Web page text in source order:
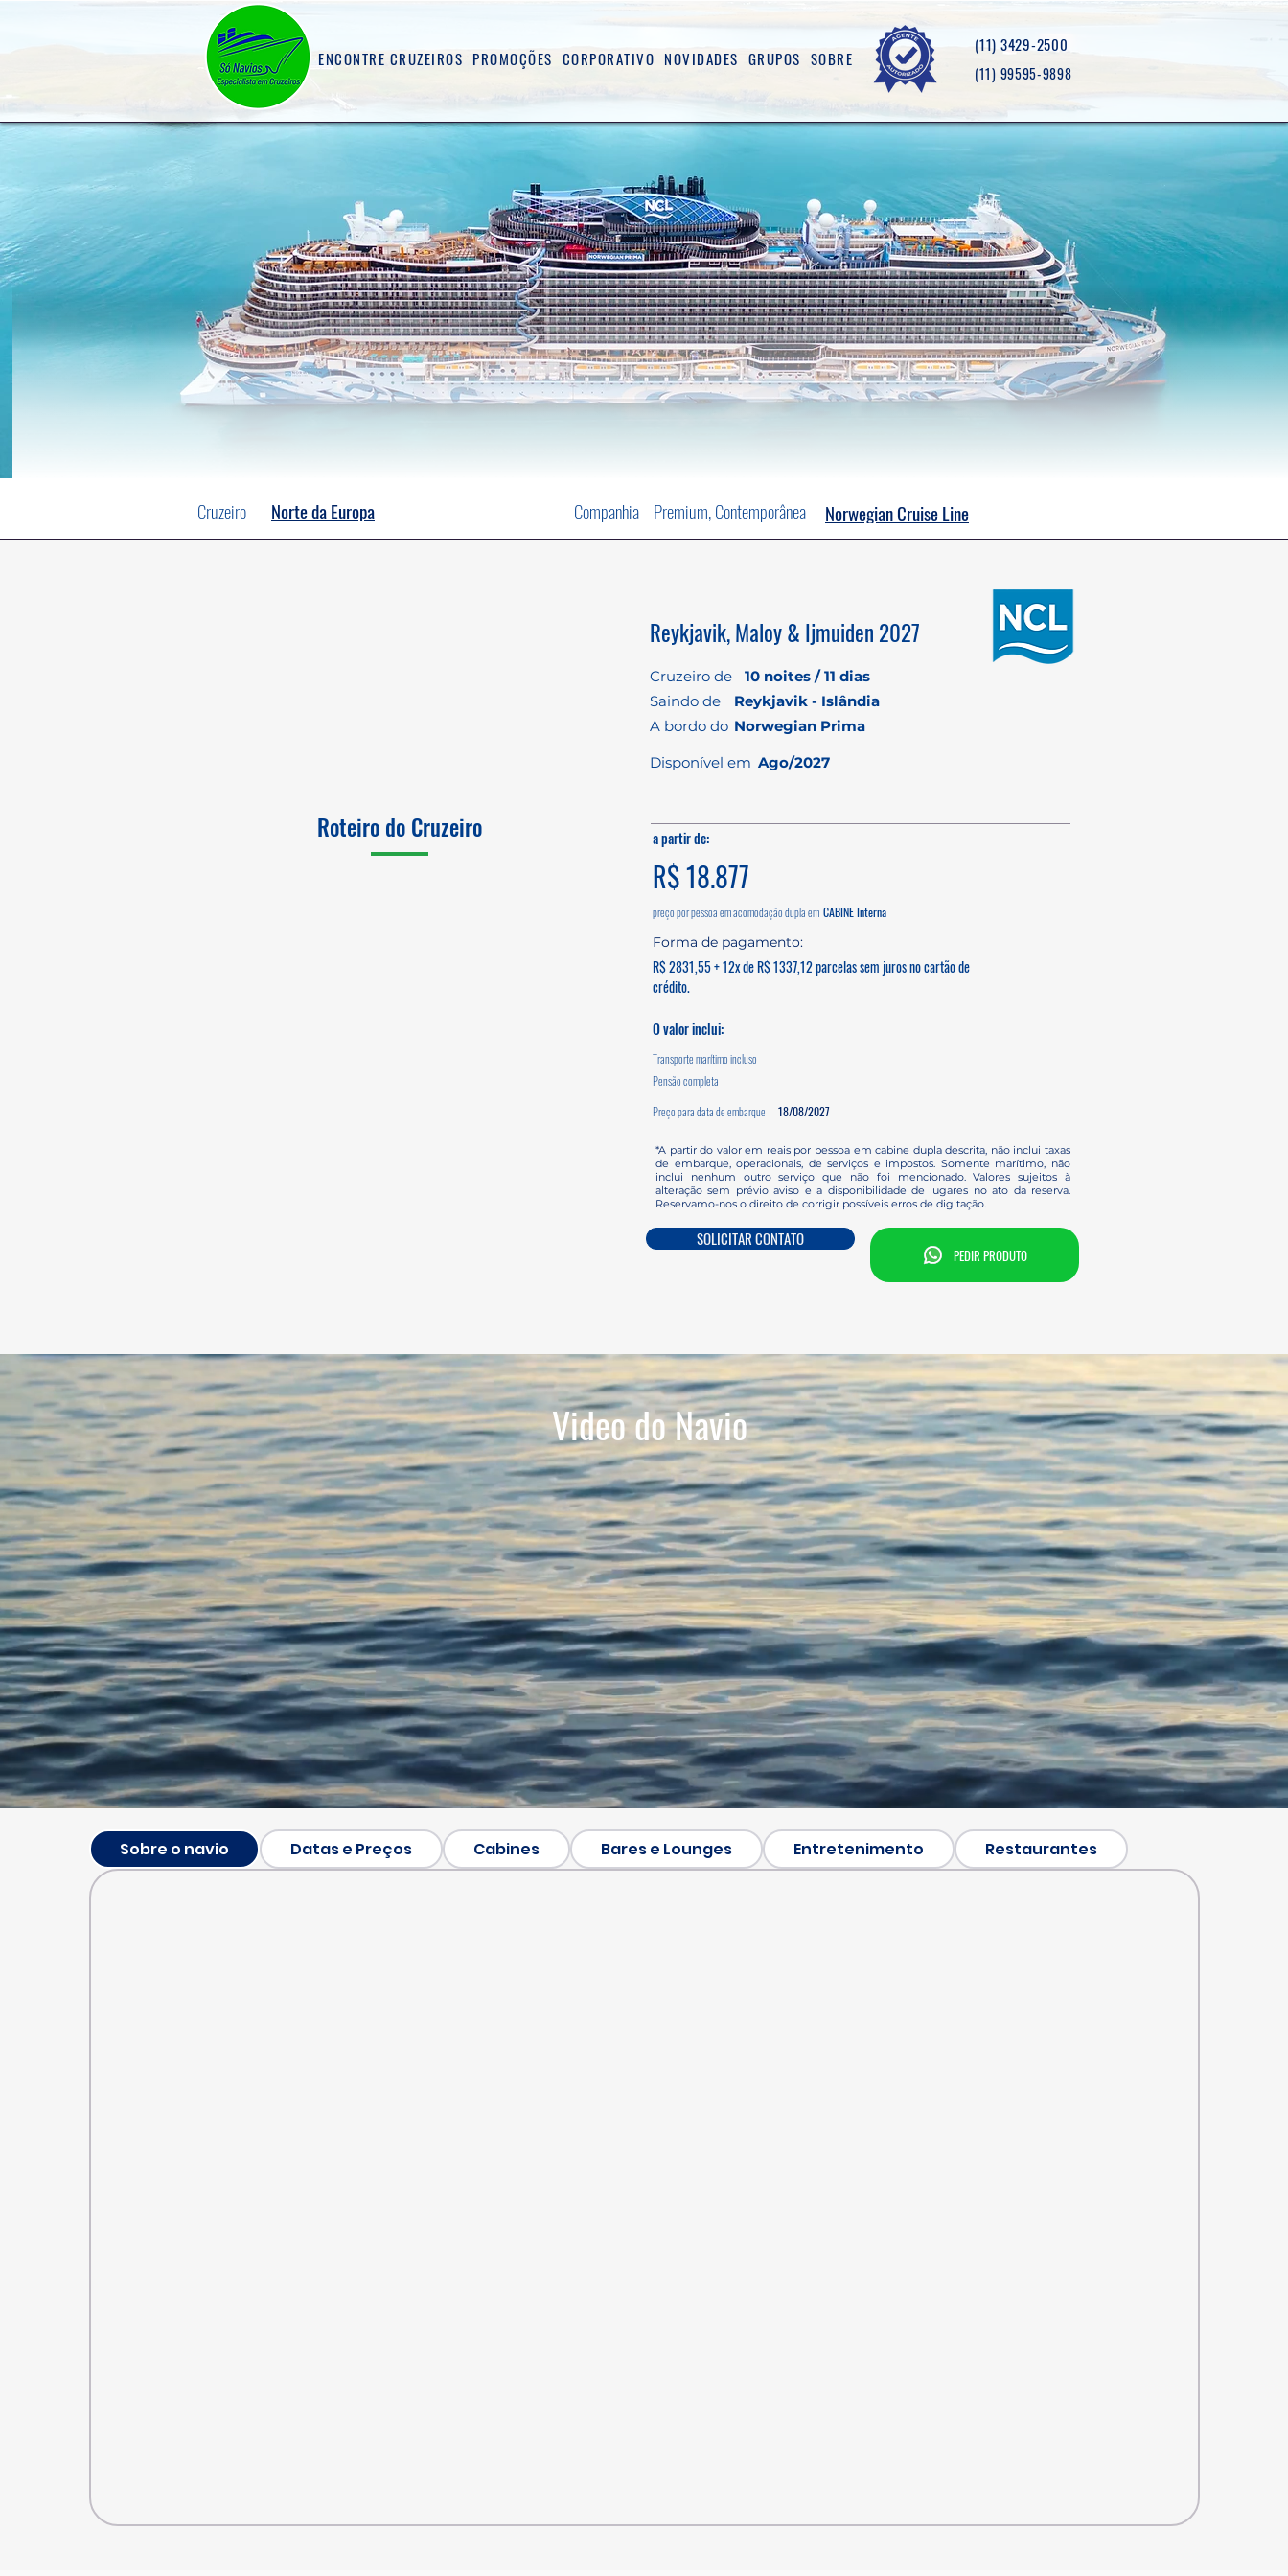
ENCONTRE CRUZEIROS PROMOÇÕES CORPORATIVO NOVIDADES GRUPOS SOBRE
(11) 3429-2500
(11) 99595-9898
Cruzeiro Norte da Europa Companhia Premium, Contemporânea Norwegian Cruise Line
Roteiro do Cruzeiro
Reykjavik, Maloy & Ijmuiden 2027
Cruzeiro de
10 noites / 11 dias
Saindo de
Reykjavik - Islândia
A bordo do Norwegian Prima
Ago/2027
Disponível em
a partir de:
R$ 18.877
CABINE Interna
preço por pessoa em acomodação dupla em
Forma de pagamento:
R$ 2831,55 + 12x de R$ 1337,12 parcelas sem juros no cartão de
crédito.
O valor inclui:
Transporte marítimo incluso
Pensão completa
Preço para data de embarque
18/08/2027
*A partir do valor em reais por pessoa em cabine dupla descrita, não inclui taxas
de embarque, operacionais, de serviços e impostos. Somente marítimo, não
inclui nenhum outro serviço que não foi mencionado. Valores sujeitos à
alteração sem prévio aviso e a disponibilidade de lugares no ato da reserva.
Reservamo-nos o direito de corrigir possíveis erros de digitação.
SOLICITAR CONTATO
PEDIR PRODUTO
Video do Navio
Sobre o navio Datas e Preços Cabines Bares e Lounges Entretenimento Restaurantes